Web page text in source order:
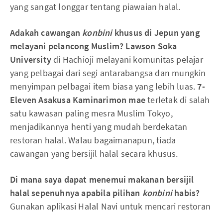
yang sangat longgar tentang piawaian halal.
Adakah cawangan konbinikhusus di Jepun yang
melayani pelancong Muslim? Lawson Soka
Universitydi Hachioji melayani komunitas pelajar
yang pelbagai dari segi antarabangsa dan mungkin
menyimpan pelbagai item biasa yang lebih luas.7-
Eleven Asakusa Kaminarimon maeterletak di salah
satu kawasan paling mesra Muslim Tokyo,
menjadikannya henti yang mudah berdekatan
restoran halal. Walau bagaimanapun, tiada
cawangan yang bersijil halal secara khusus.
Di mana saya dapat menemui makanan bersijil
halal sepenuhnya apabila pilihan konbinihabis?
Gunakan aplikasi Halal Navi untuk mencari restoran